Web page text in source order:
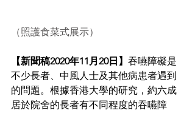
（照護食菜式展示）
【新聞稿2020年11月20日】 吞嚥障礙是
不少長者、中風人士及其他病患者遇到
的問題。根據香港大學的研究，約六成
居於院舍的長者有不同程度的吞嚥障